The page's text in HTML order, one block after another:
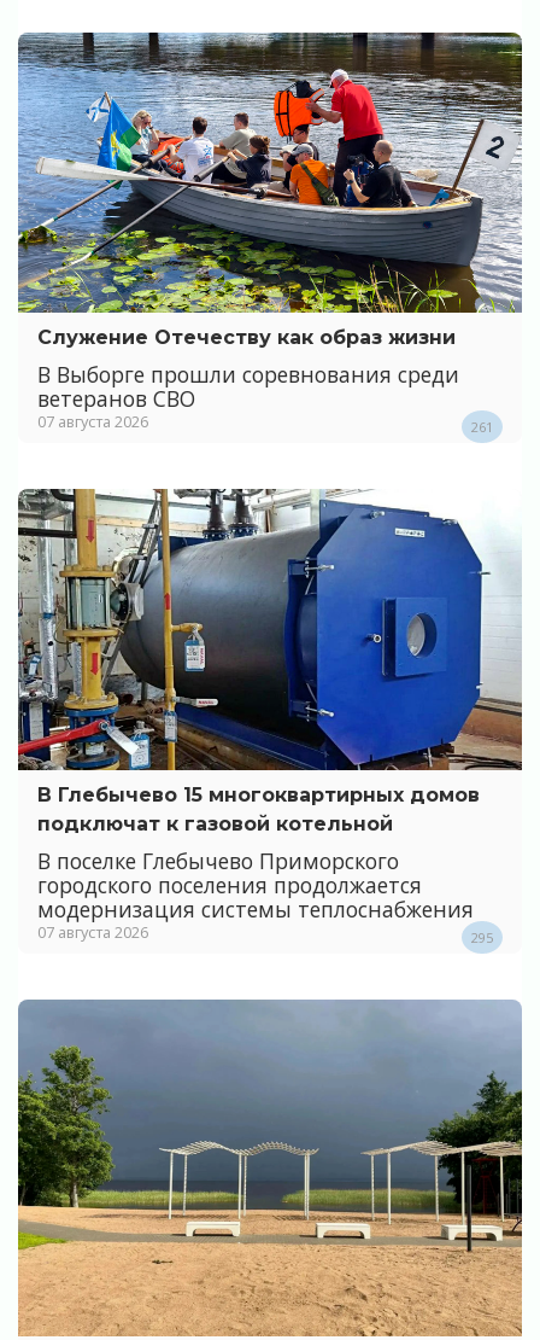
Служение Отечеству как образ жизни
В Выборге прошли соревнования среди
ветеранов СВО
07 августа 2026 261
В Глебычево 15 многоквартирных домов
подключат к газовой котельной
В поселке Глебычево Приморского
городского поселения продолжается
модернизация системы теплоснабжения
07 августа 2026 295